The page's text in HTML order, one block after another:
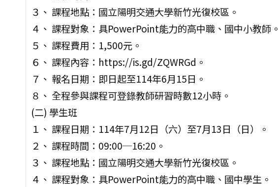
３、 課程地點：國立陽明交通大學新竹光復校區。
４、 課程對象：具PowerPoint能力的高中職、國中小教師。
５、 課程費用：1,500元。
６、 課程內容：https://is.gd/ZQWRGd。
７、 報名日期：即日起至114年6月15日。
８、 全程參與課程可登錄教師研習時數12小時。
(二) 學生班
１、 課程日期：114年7月12日（六）至7月13日（日）。
２、 課程時間：09:00─16:20。
３、 課程地點：國立陽明交通大學新竹光復校區。
４、 課程對象：具PowerPoint能力的高中職、國中學生。